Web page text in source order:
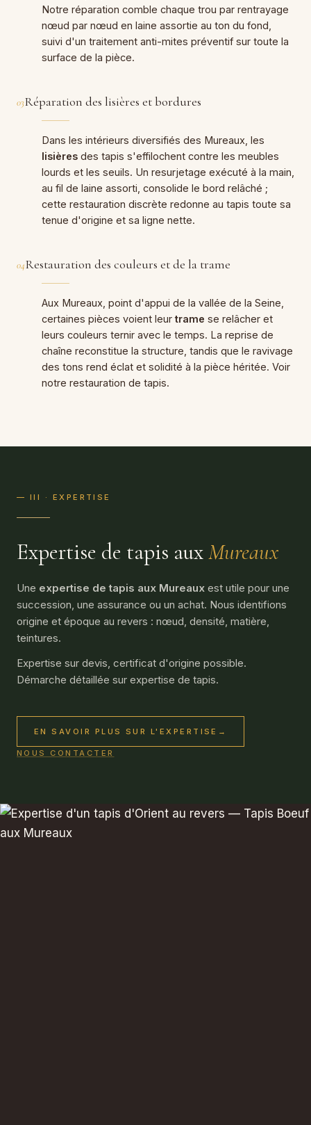
Notre réparation comble chaque trou par rentrayage
nœud par nœud en laine assortie au ton du fond,
suivi d'un traitement anti-mites préventif sur toute la
surface de la pièce.
03Réparation des lisières et bordures
Dans les intérieurs diversifiés des Mureaux, les
lisières des tapis s'effilochent contre les meubles
lourds et les seuils. Un resurjetage exécuté à la main,
au fil de laine assorti, consolide le bord relâché ;
cette restauration discrète redonne au tapis toute sa
tenue d'origine et sa ligne nette.
04Restauration des couleurs et de la trame
Aux Mureaux, point d'appui de la vallée de la Seine,
certaines pièces voient leurtrame se relâcher et
leurs couleurs ternir avec le temps. La reprise de
chaîne reconstitue la structure, tandis que le ravivage
des tons rend éclat et solidité à la pièce héritée. Voir
notre restauration de tapis.
— III · EXPERTISE
Expertise de tapis auxMureaux
Une expertise de tapis aux Mureaux est utile pour une
succession, une assurance ou un achat. Nous identifions
origine et époque au revers : nœud, densité, matière,
teintures.
Expertise sur devis, certificat d'origine possible.
Démarche détaillée sur expertise de tapis.
EN SAVOIR PLUS SUR L'EXPERTISE →
NOUS CONTACTER